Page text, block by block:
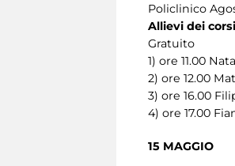
Policlinico
Allievi dei
Gratuito
1) ore 11.00
2) ore 12.00
3) ore 16.00
4) ore 17.00
15 MAGGIO